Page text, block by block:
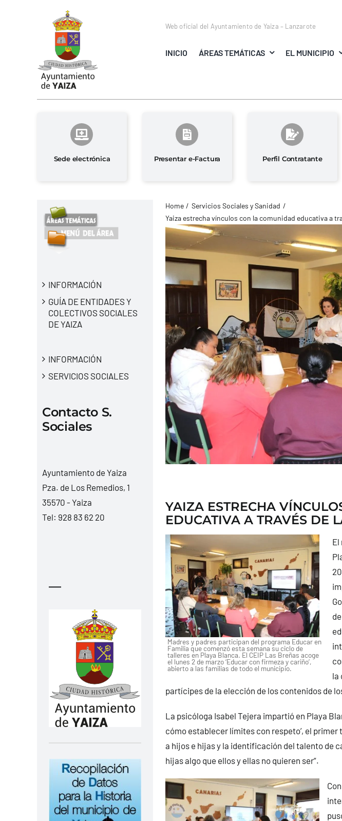
Web oficial del Ayuntamiento de Yaiza – Lanzarote
INICIO ÁREAS TEMÁTICAS EL MUNICIPIO
Sede electrónica Presentar e-Factura Perfil Contratante
INFORMACIÓN
GUÍA DE ENTIDADES Y
COLECTIVOS SOCIALES
DE YAIZA
INFORMACIÓN
SERVICIOS SOCIALES
Contacto S.
Sociales
Ayuntamiento de Yaiza
Pza. de Los Remedios, 1
35570 - Yaiza
Tel: 928 83 62 20
—
Home
Servicios Sociales y Sanidad
Yaiza estrecha vínculos con la comunidad educativa a
YAIZA ESTRECHA
EDUCATIVA A TRAVÉS DE
Madres y padres participan del programa Educar en
Familia que comenzó esta semana su ciclo de
talleres en Playa Blanca. El CEIP Las Breñas acoge
el lunes 2 de marzo ‘Educar con firmeza y cariño’,
abierto a las familias de todo el municipio.
El
la
partícipes de la elección de los contenidos de
La psicóloga Isabel Tejera impartió en Playa
cómo establecer límites con respeto’, el
a hijos e hijas y la identificación del talento de
hijas algo que ellos y ellas no quieren ser”.